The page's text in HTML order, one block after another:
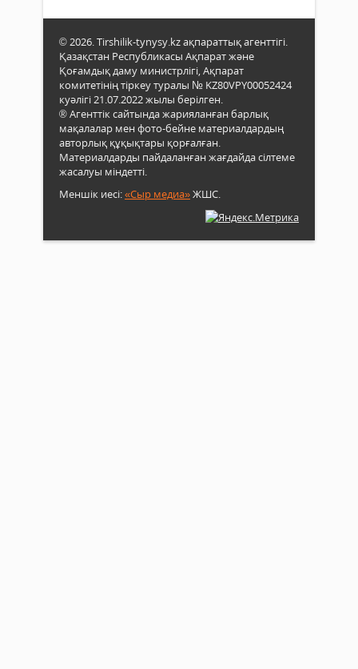
© 2026. Tirshilik-tynysy.kz ақпараттық агенттігі.
Қазақстан Республикасы Ақпарат және
Қоғамдық даму министрлігі, Ақпарат
комитетінің тіркеу туралы № KZ80VPY00052424
куәлігі 21.07.2022 жылы берілген.
® Агенттік сайтында жарияланған барлық
мақалалар мен фото-бейне материалдардың
авторлық құқықтары қорғалған.
Материалдарды пайдаланған жағдайда сілтеме
жасалуы міндетті.
Меншік иесі:«Сыр медиа»ЖШС.